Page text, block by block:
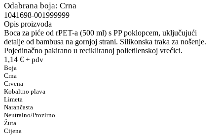
Odabrana boja: Crna
1041698-001999999
Opis proizvoda
Boca za piće od rPET-a (500 ml) s PP poklopcem, uključujući
detalje od bambusa na gornjoj strani. Silikonska traka za nošenje.
Pojedinačno pakirano u recikliranoj polietilenskoj vrećici.
1,14 € + pdv
Boja
Crna
Crvena
Kobaltno plava
Limeta
Narančasta
Neutralno/Prozirno
Žuta
Cijena